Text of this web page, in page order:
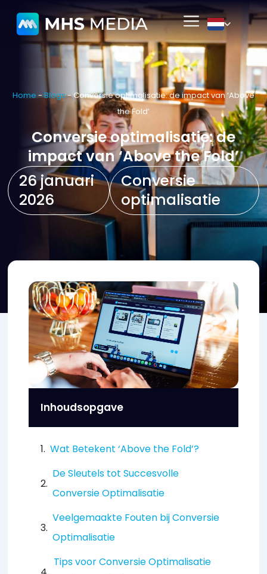
Home-Blogs-Conversie optimalisatie: de impact van ‘Above
the Fold’
Conversie optimalisatie: de
impact van ‘Above the Fold’
26 januari
2026
Conversie
optimalisatie
Inhoudsopgave
Wat Betekent ‘Above the Fold’?
De Sleutels tot Succesvolle
Conversie Optimalisatie
Veelgemaakte Fouten bij Conversie
Optimalisatie
Tips voor Conversie Optimalisatie